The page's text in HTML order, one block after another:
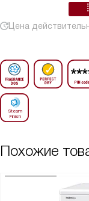
Цена
Похожие